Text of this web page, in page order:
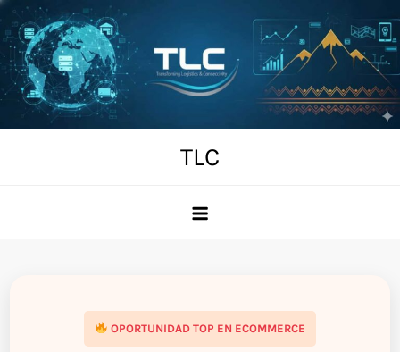
Skip
to
content
TLC
OPORTUNIDAD TOP EN ECOMMERCE